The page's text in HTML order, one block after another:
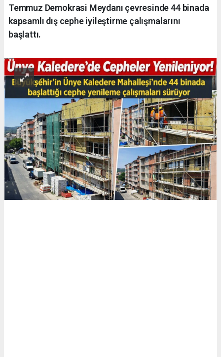
Temmuz Demokrasi Meydanı çevresinde 44 binada
kapsamlı dış cephe iyileştirme çalışmalarını
başlattı.